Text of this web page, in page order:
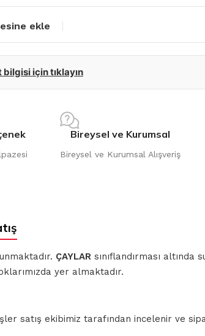
ekle
bilgisi için tıklayın
Bireysel ve Kurumsal
Bireysel ve Kurumsal Alışveriş
ÇAYLAR sınıflandırması altında
yer almaktadır.
satış ekibimiz tarafından incelenir ve